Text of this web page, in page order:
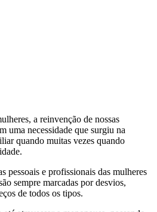
a reinvenção de nossas
uma necessidade que surgiu na
quando muitas vezes quando
pessoais e profissionais das mulheres
sempre marcadas por desvios,
de todos os tipos.